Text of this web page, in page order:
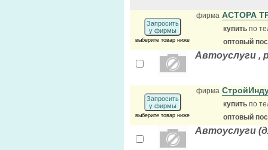
Запросить
у фирмы
выберите товар ниже
фирма АСТОРА
купить по
оптовый
Автоуслуги ,
Запросить
у фирмы
выберите товар ниже
фирма
купить по
оптовый
Автоуслуги